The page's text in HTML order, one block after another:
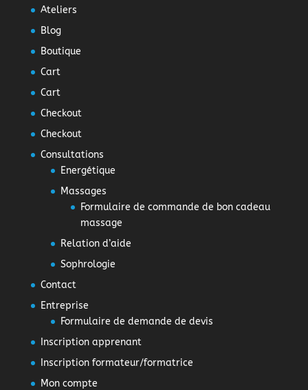
Ateliers
Blog
Boutique
Cart
Cart
Checkout
Checkout
Consultations
Energétique
Massages
Formulaire de commande de bon cadeau
massage
Relation d’aide
Sophrologie
Contact
Entreprise
Formulaire de demande de devis
Inscription apprenant
Inscription formateur/formatrice
Mon compte